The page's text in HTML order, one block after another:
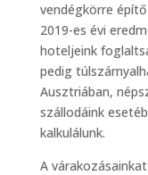
vendégkörre
2019-es évi
hoteljeink
pedig
Ausztriában,
szállodáink
kalkulálunk.
A